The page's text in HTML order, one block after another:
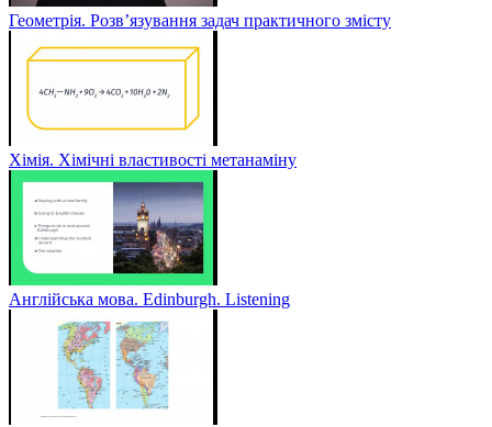
Геометрія. Розв’язування задач практичного змісту
Хімія. Хімічні властивості метанаміну
Англійська мова. Edinburgh. Listening